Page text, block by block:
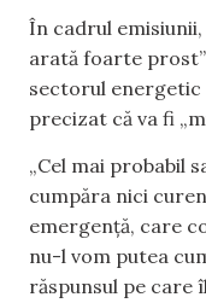
În cadrul
arată foarte
sectorul energetic
precizat că va fi
„Cel mai probabil
cumpăra nici
emergență, care
nu-l vom putea
răspunsul pe care